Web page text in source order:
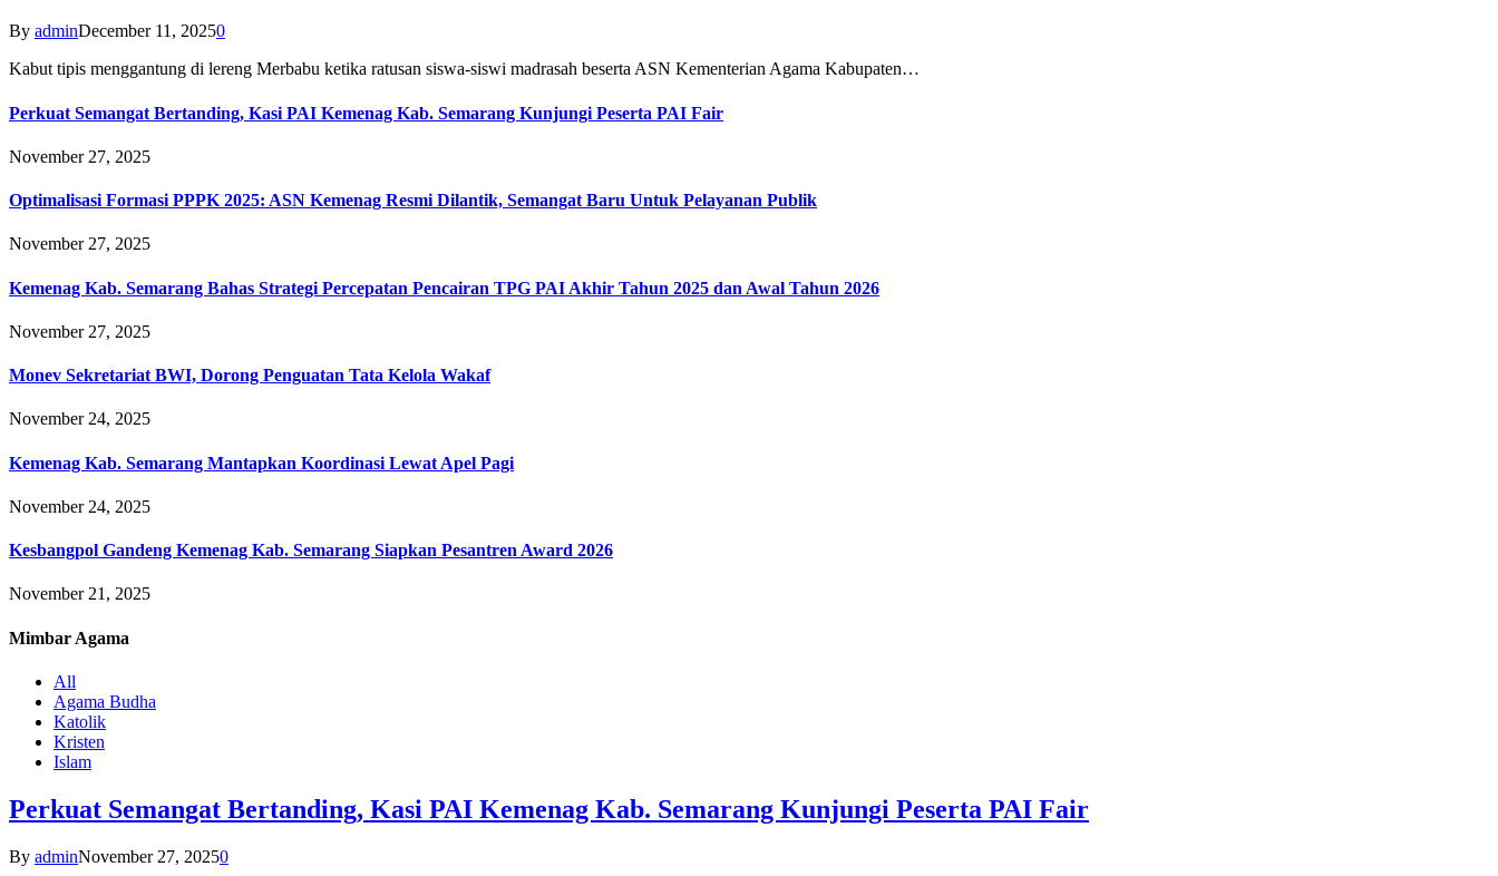
By adminDecember 11, 20250
Kabut tipis menggantung di lereng Merbabu ketika ratusan siswa-siswi madrasah beserta ASN Kementerian Agama Kabupaten…
Perkuat Semangat Bertanding, Kasi PAI Kemenag Kab. Semarang Kunjungi Peserta PAI Fair
November 27, 2025
Optimalisasi Formasi PPPK 2025: ASN Kemenag Resmi Dilantik, Semangat Baru Untuk Pelayanan Publik
November 27, 2025
Kemenag Kab. Semarang Bahas Strategi Percepatan Pencairan TPG PAI Akhir Tahun 2025 dan Awal Tahun 2026
November 27, 2025
Monev Sekretariat BWI, Dorong Penguatan Tata Kelola Wakaf
November 24, 2025
Kemenag Kab. Semarang Mantapkan Koordinasi Lewat Apel Pagi
November 24, 2025
Kesbangpol Gandeng Kemenag Kab. Semarang Siapkan Pesantren Award 2026
November 21, 2025
Mimbar Agama
All
Agama Budha
Katolik
Kristen
Islam
Perkuat Semangat Bertanding, Kasi PAI Kemenag Kab. Semarang Kunjungi Peserta PAI Fair
By adminNovember 27, 20250